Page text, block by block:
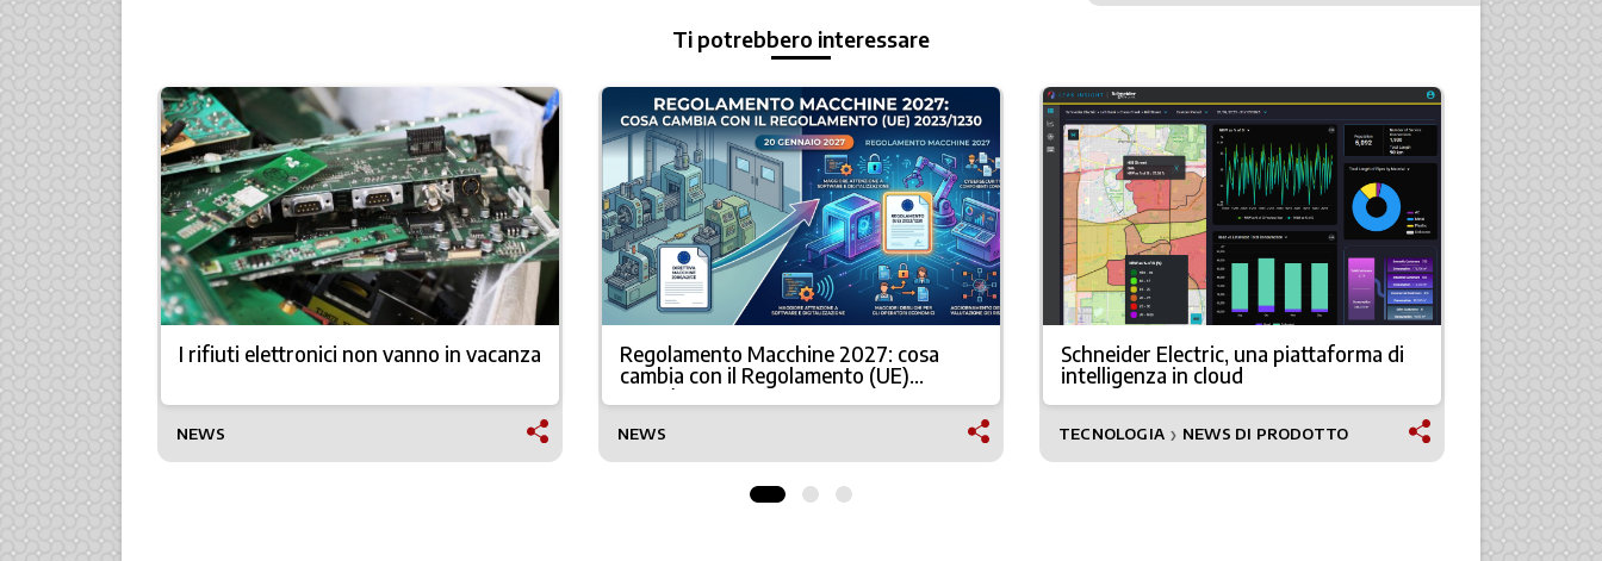
Ti potrebbero interessare
più I rifiuti elettronici non vanno in vacanza
NEWS
Regolamento Macchine 2027: cosa
cambia con il Regolamento (UE)
2023/1230
NEWS
Schneider Electric, una piattaforma di
intelligenza in cloud
TECNOLOGIA ❯ NEWS DI PRODOTTO
il nuovo
NEWS